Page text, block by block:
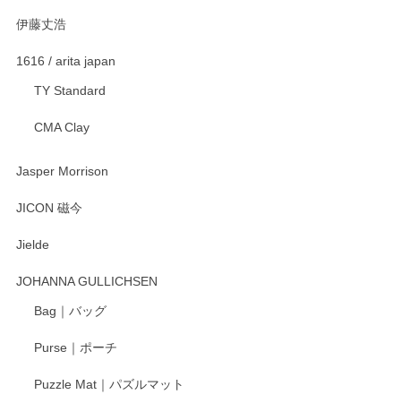
伊藤丈浩
1616 / arita japan
TY Standard
CMA Clay
Jasper Morrison
JICON 磁今
Jielde
JOHANNA GULLICHSEN
Bag｜バッグ
Purse｜ポーチ
Puzzle Mat｜パズルマット